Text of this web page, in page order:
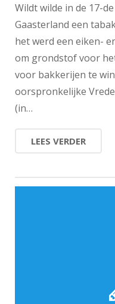
Wildt wilde in de 17-
Gaasterland een
het werd een eiken-
om grondstof voor
voor bakkerijen te
oorspronkelijke
(in…
LEES VERDER